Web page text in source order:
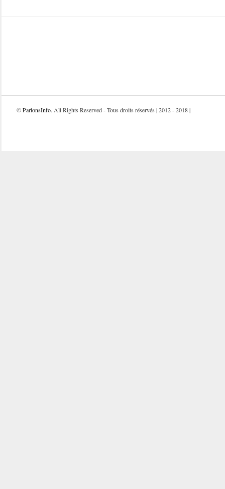
©ParlonsInfo. All Rights Reserved - Tous droits réservés | 2012 - 2018 |